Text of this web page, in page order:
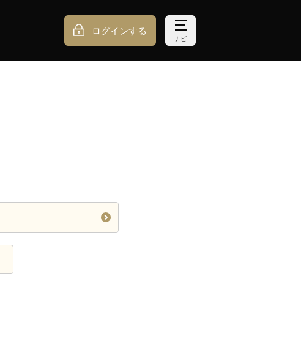
ログインする
ナビ